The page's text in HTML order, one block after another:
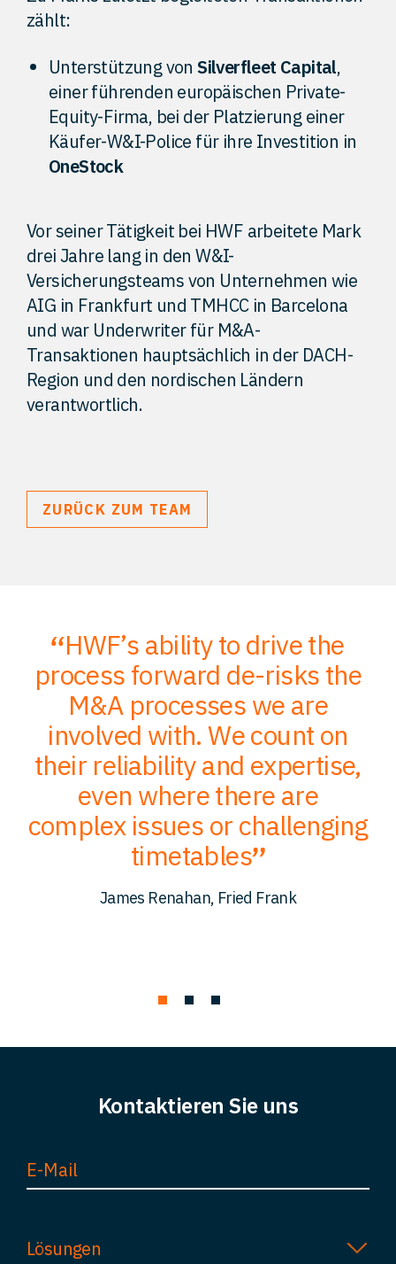
zählt:
Unterstützung vonSilverfleet Capital,
einer führenden europäischen Private-
Equity-Firma, bei der Platzierung einer
Käufer-W&I-Police für ihre Investition in
OneStock
Vor seiner Tätigkeit bei HWF arbeitete Mark
drei Jahre lang in den W&I-
Versicherungsteams von Unternehmen wie
AIG in Frankfurt und TMHCC in Barcelona
und war Underwriter für M&A-
Transaktionen hauptsächlich in der DACH-
Region und den nordischen Ländern
verantwortlich.
ZURÜCK ZUM TEAM
HWF’s ability to drive the
process forward de-risks the
M&A processes we are
involved with. We count on
their reliability and expertise,
even where there are
complex issues or challenging
timetables
James Renahan, Fried Frank
Kontaktieren Sie uns
Lösungen